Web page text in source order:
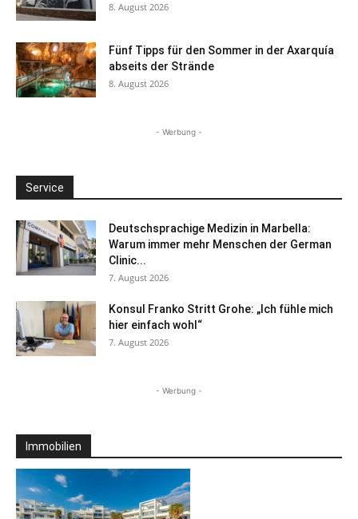
8. August 2026
Fünf Tipps für den Sommer in der Axarquía
abseits der Strände
8. August 2026
- Werbung -
Service
Deutschsprachige Medizin in Marbella:
Warum immer mehr Menschen der German
Clinic...
7. August 2026
Konsul Franko Stritt Grohe: „Ich fühle mich
hier einfach wohl“
7. August 2026
- Werbung -
Immobilien